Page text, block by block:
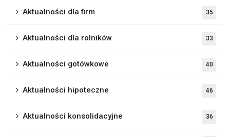
Aktualności dla firm 35
Aktualności dla rolników 33
Aktualności gotówkowe 40
Aktualności hipoteczne 46
Aktualności konsolidacyjne 36